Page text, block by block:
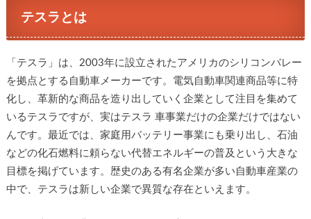
テスラとは
「テスラ」は、2003年に設立されたアメリカのシリコンバレー
を拠点とする自動車メーカーです。電気自動車関連商品等に特
化し、革新的な商品を造り出していく企業として注目を集めて
いるテスラですが、実はテスラ 車事業だけの企業だけではない
んです。最近では、家庭用バッテリー事業にも乗り出し、石油
などの化石燃料に頼らない代替エネルギーの普及という大きな
目標を掲げています。歴史のある有名企業が多い自動車産業の
中で、テスラは新しい企業で異質な存在といえます。